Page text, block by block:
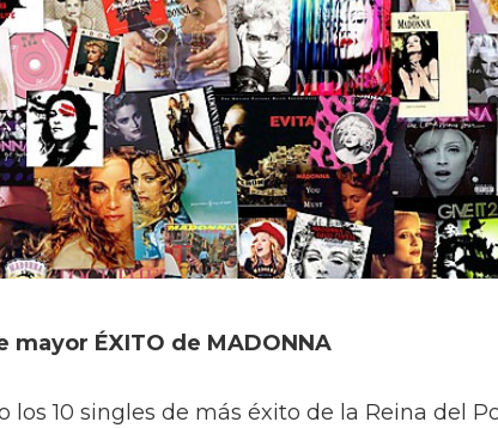
mayor ÉXITO de MADONNA
los 10 singles de más éxito de la Reina del